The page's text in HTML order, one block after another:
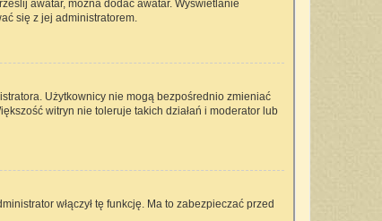
awatar, można dodać awatar. Wyświetlanie
się z jej administratorem.
Użytkownicy nie mogą bezpośrednio zmieniać
witryn nie toleruje takich działań i moderator lub
włączył tę funkcję. Ma to zabezpieczać przed